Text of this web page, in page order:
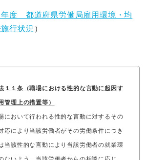
年度 都道府県労働局雇用環境・均
行状況 ）
１１条（職場における性的な言動に起因す
管理上の措置等）
において行われる性的な言動に対するその
応により当該労働者がその労働条件につき
当該性的な言動により当該労働者の就業環